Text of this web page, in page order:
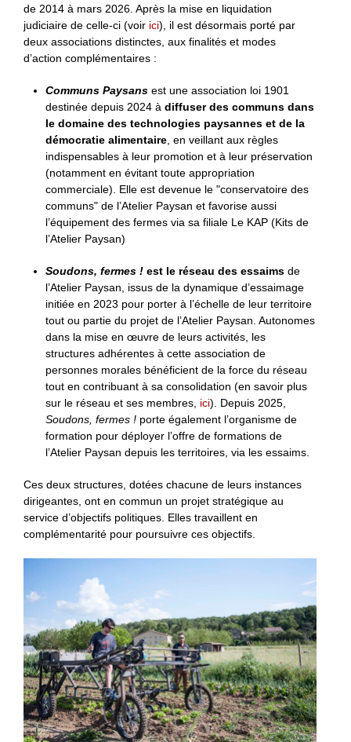
de 2014 à mars 2026. Après la mise en liquidation
judiciaire de celle-ci (voir ici), il est désormais porté par
deux associations distinctes, aux finalités et modes
d’action complémentaires :
Communs Paysans est une association loi 1901
destinée depuis 2024 àdiffuser des communs dans
le domaine des technologies paysannes et de la
démocratie alimentaire, en veillant aux règles
indispensables à leur promotion et à leur préservation
(notamment en évitant toute appropriation
commerciale). Elle est devenue le "conservatoire des
communs" de l’Atelier Paysan et favorise aussi
l’équipement des fermes via sa filiale Le KAP (Kits de
l’Atelier Paysan)
Soudons, fermes ! est le réseau des essaims de
l’Atelier Paysan, issus de la dynamique d’essaimage
initiée en 2023 pour porter à l’échelle de leur territoire
tout ou partie du projet de l’Atelier Paysan. Autonomes
dans la mise en œuvre de leurs activités, les
structures adhérentes à cette association de
personnes morales bénéficient de la force du réseau
tout en contribuant à sa consolidation (en savoir plus
sur le réseau et ses membres, ici). Depuis 2025,
Soudons, fermes ! porte également l’organisme de
formation pour déployer l’offre de formations de
l’Atelier Paysan depuis les territoires, via les essaims.
Ces deux structures, dotées chacune de leurs instances
dirigeantes, ont en commun un projet stratégique au
service d’objectifs politiques. Elles travaillent en
complémentarité pour poursuivre ces objectifs.